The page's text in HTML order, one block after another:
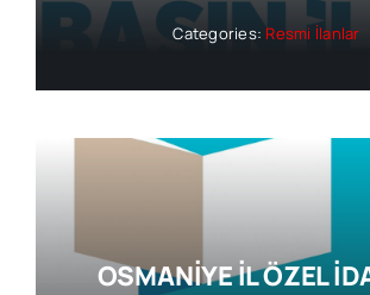
Categories: Resmi İlanlar
OSMANİYE İL ÖZEL